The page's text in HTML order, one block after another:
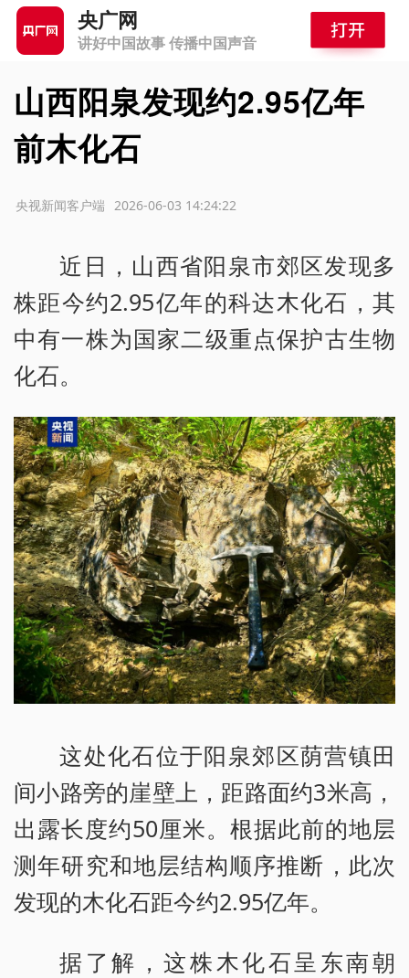
央广网
讲好中国故事 传播中国声音
山西阳泉发现约2.95亿年
前木化石
2026-06-03 14:24:22
央视新闻客户端
近日，山西省阳泉市郊区发现多
株距今约2.95亿年的科达木化石，其
中有一株为国家二级重点保护古生物
化石。
这处化石位于阳泉郊区荫营镇田
间小路旁的崖壁上，距路面约3米高，
出露长度约50厘米。根据此前的地层
测年研究和地层结构顺序推断，此次
发现的木化石距今约2.95亿年。
据了解，这株木化石呈东南朝